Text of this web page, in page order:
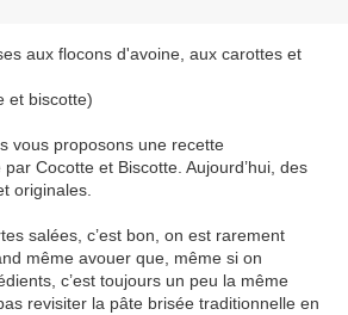
et biscotte)
vous proposons une recette
Cocotte et Biscotte. Aujourd’hui, des
originales.
salées, c’est bon, on est rarement
même avouer que, même si on
c’est toujours un peu la même
revisiter la pâte brisée traditionnelle en